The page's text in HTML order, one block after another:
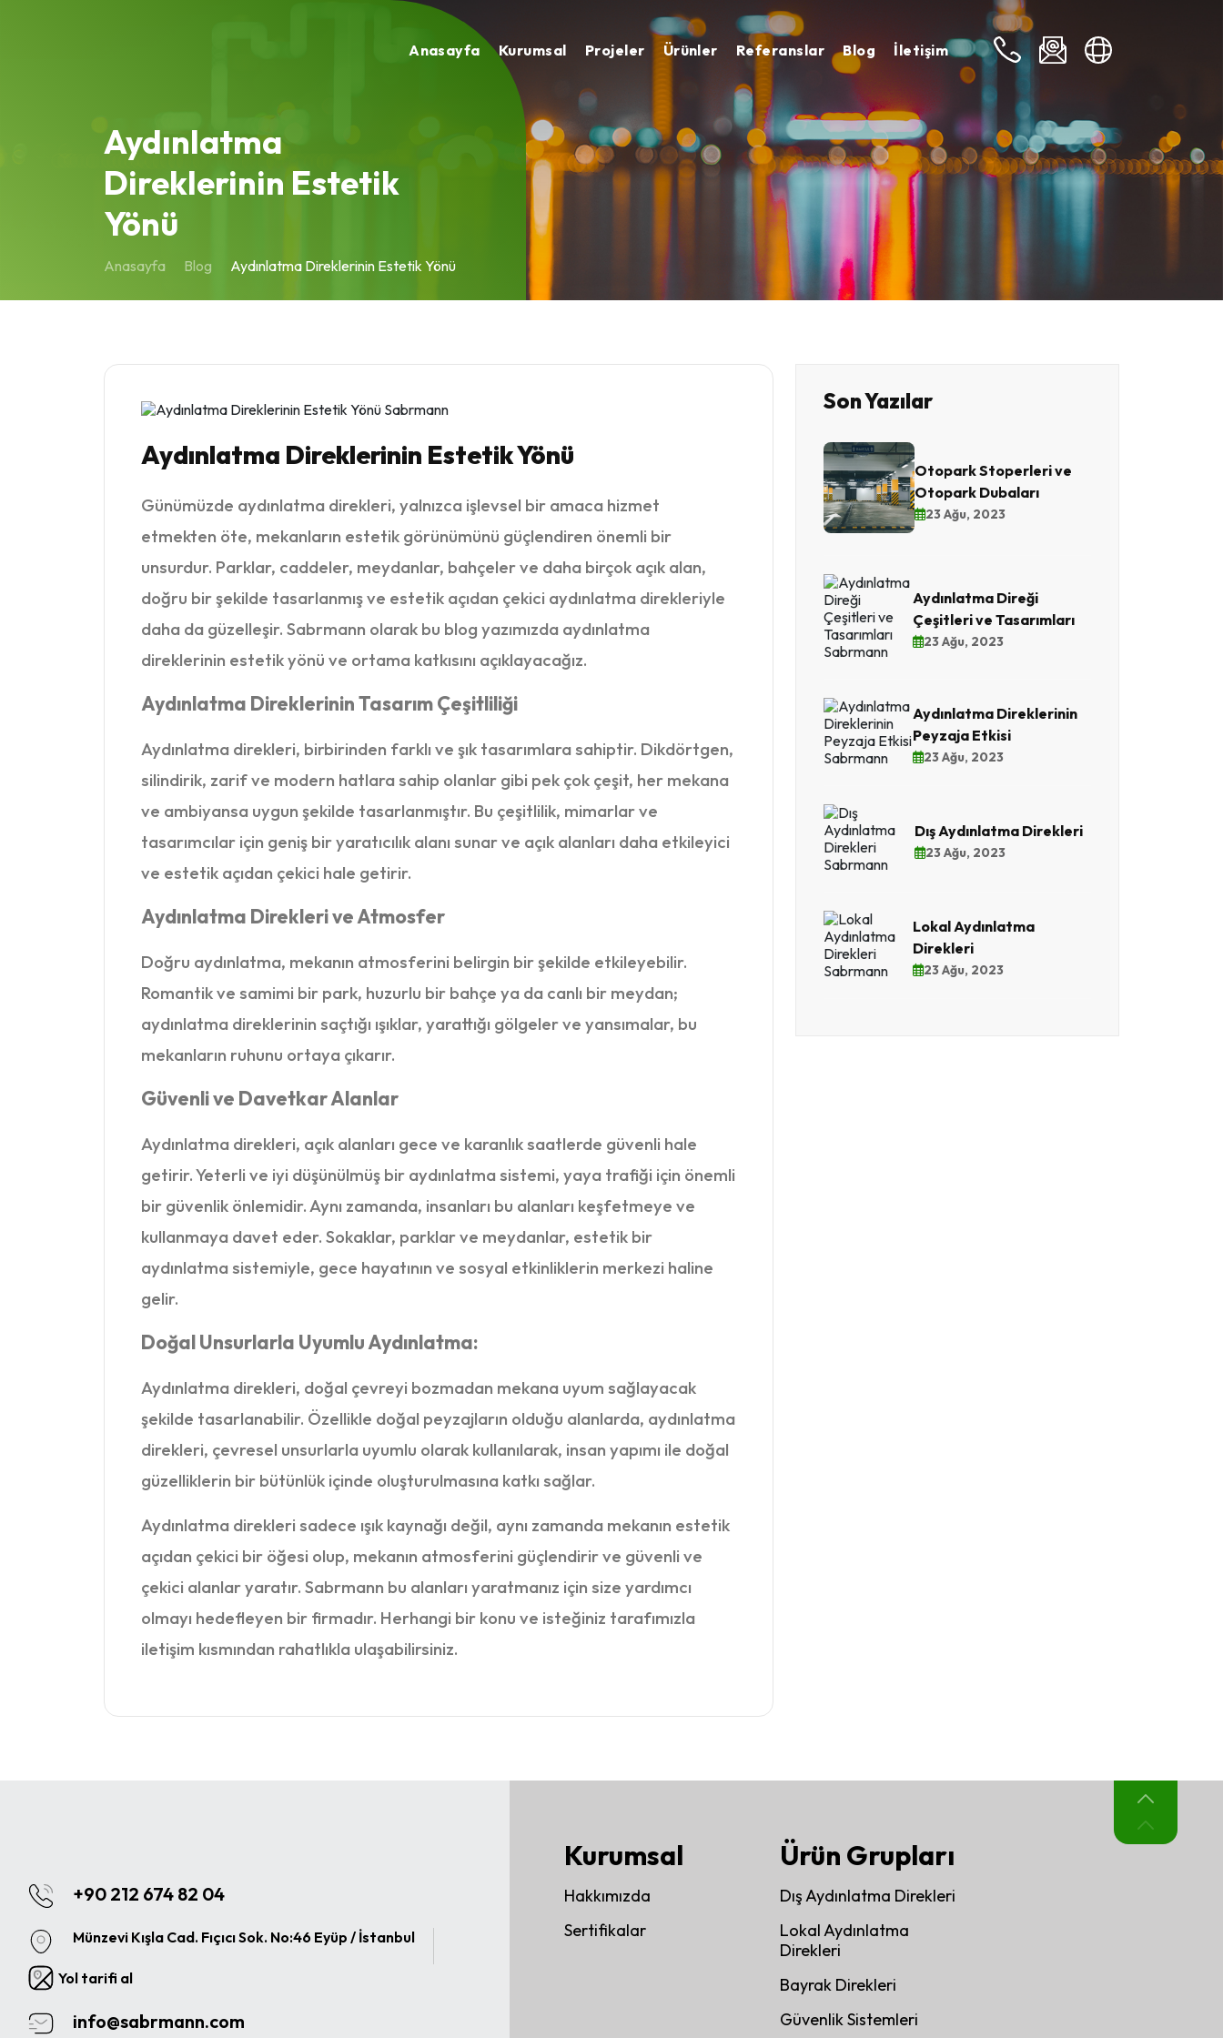
Anasayfa Kurumsal Projeler Ürünler Referanslar Blog
İletişim
EN
Aydınlatma
Direklerinin Estetik
Yönü
Anasayfa Blog Aydınlatma Direklerinin Estetik Yönü
Aydınlatma Direklerinin Estetik Yönü
Günümüzde aydınlatma direkleri, yalnızca işlevsel bir amaca hizmet
etmekten öte, mekanların estetik görünümünü güçlendiren önemli bir
unsurdur. Parklar, caddeler, meydanlar, bahçeler ve daha birçok açık alan,
doğru bir şekilde tasarlanmış ve estetik açıdan çekici aydınlatma direkleriyle
daha da güzelleşir. Sabrmann olarak bu blog yazımızda aydınlatma
direklerinin estetik yönü ve ortama katkısını açıklayacağız.
Aydınlatma Direklerinin Tasarım Çeşitliliği
Aydınlatma direkleri, birbirinden farklı ve şık tasarımlara sahiptir. Dikdörtgen,
silindirik, zarif ve modern hatlara sahip olanlar gibi pek çok çeşit, her mekana
ve ambiyansa uygun şekilde tasarlanmıştır. Bu çeşitlilik, mimarlar ve
tasarımcılar için geniş bir yaratıcılık alanı sunar ve açık alanları daha etkileyici
ve estetik açıdan çekici hale getirir.
Aydınlatma Direkleri ve Atmosfer
Doğru aydınlatma, mekanın atmosferini belirgin bir şekilde etkileyebilir.
Romantik ve samimi bir park, huzurlu bir bahçe ya da canlı bir meydan;
aydınlatma direklerinin saçtığı ışıklar, yarattığı gölgeler ve yansımalar, bu
mekanların ruhunu ortaya çıkarır.
Güvenli ve Davetkar Alanlar
Aydınlatma direkleri, açık alanları gece ve karanlık saatlerde güvenli hale
getirir. Yeterli ve iyi düşünülmüş bir aydınlatma sistemi, yaya trafiği için önemli
bir güvenlik önlemidir. Aynı zamanda, insanları bu alanları keşfetmeye ve
kullanmaya davet eder. Sokaklar, parklar ve meydanlar, estetik bir
aydınlatma sistemiyle, gece hayatının ve sosyal etkinliklerin merkezi haline
gelir.
Doğal Unsurlarla Uyumlu Aydınlatma:
Aydınlatma direkleri, doğal çevreyi bozmadan mekana uyum sağlayacak
şekilde tasarlanabilir. Özellikle doğal peyzajların olduğu alanlarda, aydınlatma
direkleri, çevresel unsurlarla uyumlu olarak kullanılarak, insan yapımı ile doğal
güzelliklerin bir bütünlük içinde oluşturulmasına katkı sağlar.
Aydınlatma direkleri sadece ışık kaynağı değil, aynı zamanda mekanın estetik
açıdan çekici bir öğesi olup, mekanın atmosferini güçlendirir ve güvenli ve
çekici alanlar yaratır. Sabrmann bu alanları yaratmanız için size yardımcı
olmayı hedefleyen bir firmadır. Herhangi bir konu ve isteğiniz tarafımızla
iletişim kısmından rahatlıkla ulaşabilirsiniz.
Son Yazılar
Otopark Stoperleri ve
Otopark Dubaları
23 Ağu, 2023
Aydınlatma Direği
Çeşitleri ve Tasarımları
23 Ağu, 2023
Aydınlatma Direklerinin
Peyzaja Etkisi
23 Ağu, 2023
Dış Aydınlatma Direkleri
23 Ağu, 2023
Lokal Aydınlatma
Direkleri
23 Ağu, 2023
+90 212 674 82 04
Münzevi Kışla Cad. Fıçıcı Sok. No:46 Eyüp / İstanbul
Yol tarifi al
info@sabrmann.com
Kurumsal
Hakkımızda
Sertifikalar
Ürün Grupları
Dış Aydınlatma Direkleri
Lokal Aydınlatma
Direkleri
Bayrak Direkleri
Güvenlik Sistemleri